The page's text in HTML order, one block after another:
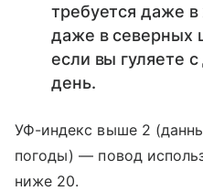
требуется даже
даже в северных
если вы гуляете
день.
УФ-индекс выше 2
погоды) — повод
ниже 20.